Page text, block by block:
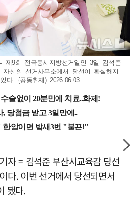
제9회 전국동시지방선거일인 3일 김석준
신의 선거사무소에서 당선이 확실해지
다. (공동취재) 2026.06.03.
자 = 김석준 부산시교육감 당선
다. 이번 선거에서 당선되면서
됐다.